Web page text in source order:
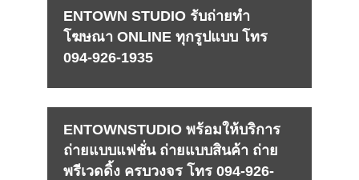
ENTOWN STUDIO รับถ่ายทำ
โฆษณา ONLINE ทุกรูปแบบ โทร
094-926-1935
ENTOWNSTUDIO พร้อมให้บริการ
ถ่ายแบบแฟชั่น ถ่ายแบบสินค้า ถ่าย
พรีเวดดิ้ง ครบวงจร โทร 094-926-